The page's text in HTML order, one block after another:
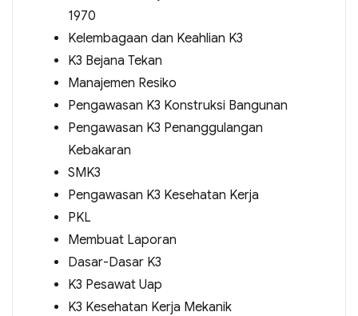
1970
Kelembagaan dan Keahlian K3
K3 Bejana Tekan
Manajemen Resiko
Pengawasan K3 Konstruksi Bangunan
Pengawasan K3 Penanggulangan
Kebakaran
SMK3
Pengawasan K3 Kesehatan Kerja
PKL
Membuat Laporan
Dasar-Dasar K3
K3 Pesawat Uap
K3 Kesehatan Kerja Mekanik